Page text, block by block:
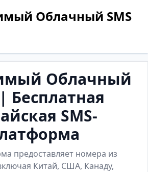
Облачный SMS
Облачный
Бесплатная
SMS-
предоставляет номера из
Китай, США, Канаду,